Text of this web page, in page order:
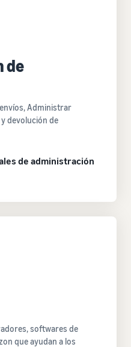
de
Administrar
devolución de
de administración
softwares de
que ayudan a los